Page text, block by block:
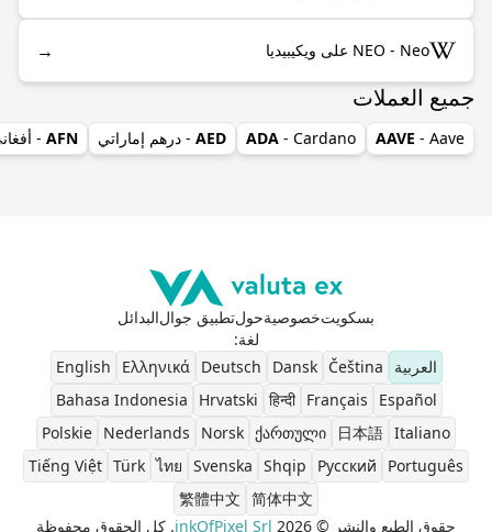
NEO - Neo على ويكيبيديا →
جميع العملات
AAVE - Aave
ADA - Cardano
AED - درهم إماراتي AFN
-
بسكويتخصوصيةحولتطبيق جوالالبدائل
لغة:
العربية
Čeština
Dansk
Deutsch
Ελληνικά
English
Español
Français
हिन्दी
Hrvatski
Bahasa Indonesia
Italiano
日本語
ქართული
Norsk
Nederlands
Polskie
Português
Pусский
Shqip
Svenska
ไทย
Türk
Tiếng Việt
简体中文
繁體中文
حقوق الطبع والنشر © 2026
inkOfPixel Srl. كل الحقوق محفوظة